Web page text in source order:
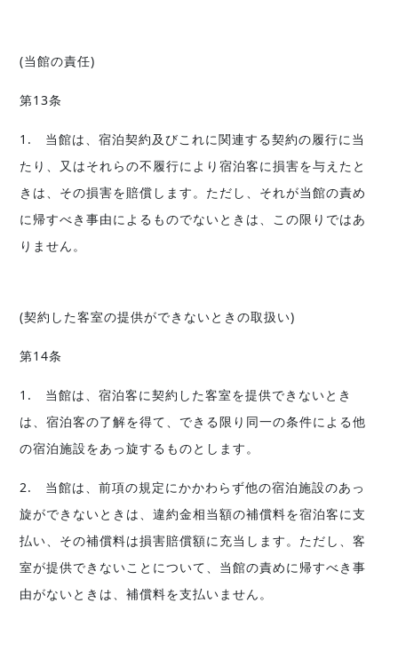
(当館の責任)
第13条
1. 当館は、宿泊契約及びこれに関連する契約の履行に当
たり、又はそれらの不履行により宿泊客に損害を与えたと
きは、その損害を賠償します。ただし、それが当館の責め
に帰すべき事由によるものでないときは、この限りではあ
りません。
(契約した客室の提供ができないときの取扱い)
第14条
1. 当館は、宿泊客に契約した客室を提供できないとき
は、宿泊客の了解を得て、できる限り同一の条件による他
の宿泊施設をあっ旋するものとします。
2. 当館は、前項の規定にかかわらず他の宿泊施設のあっ
旋ができないときは、違約金相当額の補償料を宿泊客に支
払い、その補償料は損害賠償額に充当します。ただし、客
室が提供できないことについて、当館の責めに帰すべき事
由がないときは、補償料を支払いません。